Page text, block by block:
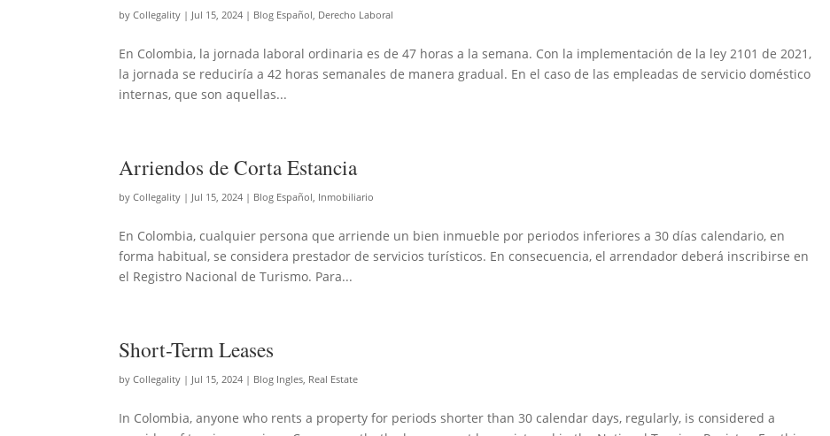
byCollegality | Jul 15, 2024 | Blog Español, Derecho Laboral
En Colombia, la jornada laboral ordinaria es de 47 horas a la semana. Con la implementación de la ley 2101 de 2021,
la jornada se reduciría a 42 horas semanales de manera gradual. En el caso de las empleadas de servicio doméstico
internas, que son aquellas...
Arriendos de Corta Estancia
byCollegality | Jul 15, 2024 | Blog Español, Inmobiliario
En Colombia, cualquier persona que arriende un bien inmueble por periodos inferiores a 30 días calendario, en
forma habitual, se considera prestador de servicios turísticos. En consecuencia, el arrendador deberá inscribirse en
el Registro Nacional de Turismo. Para...
Short-Term Leases
byCollegality | Jul 15, 2024 | Blog Ingles, Real Estate
In Colombia, anyone who rents a property for periods shorter than 30 calendar days, regularly, is considered a